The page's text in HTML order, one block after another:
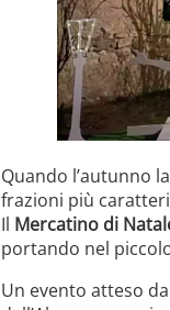
Quando l’autunno
frazioni più
Il Mercatino di
portando nel
Un evento atteso